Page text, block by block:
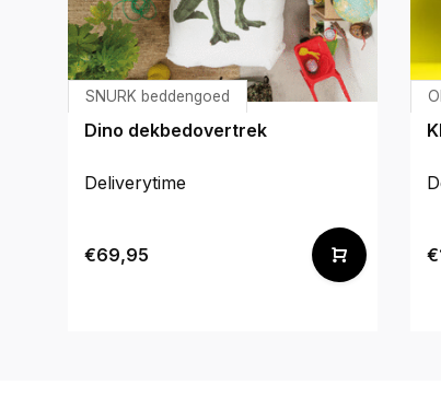
SNURK beddengoed
Dino dekbedovertrek
Deliverytime
€69,95